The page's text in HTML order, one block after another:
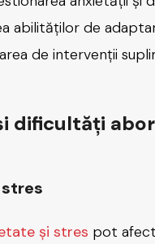
abilităților de
de intervenții
dificultăți
și stres pot